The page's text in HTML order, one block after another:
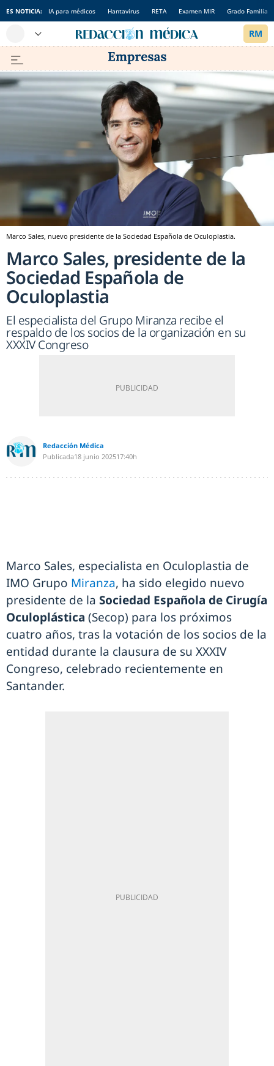
ES NOTICIA: IA para médicos Hantavirus RETA Examen MIR Grado Familia
Marco Sales, nuevo presidente de la Sociedad Española de Oculoplastia.
Marco Sales, presidente de la
Sociedad Española de
Oculoplastia
El especialista del Grupo Miranza recibe el
respaldo de los socios de la organización en su
XXXIV Congreso
Redacción Médica
Publicada18 junio 202517:40h
Marco Sales, especialista en Oculoplastia de
IMO Grupo Miranza, ha sido elegido nuevo
presidente de la Sociedad Española de Cirugía
Oculoplástica (Secop) para los próximos
cuatro años, tras la votación de los socios de la
entidad durante la clausura de su XXXIV
Congreso, celebrado recientemente en
Santander.